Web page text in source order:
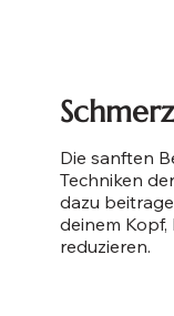
Die sanften
Techniken
dazu
deinem Kopf,
reduzieren.